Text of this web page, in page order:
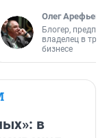
Олег Арефьев
Блогер,
владелец в
бизнесе
в